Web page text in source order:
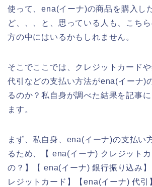
使って、ena(イーナ)の商品を購入し
ど、、、と、思っている人も、こち
方の中にはいるかもしれません。
そこでここでは、クレジットカードや
代引などの支払い方法がena(イーナ)
るのか？私自身が調べた結果を記事
ます。
まず、私自身、ena(イーナ)の支払い
るため、【 ena(イーナ) クレジット
の？】【 ena(イーナ) 銀行振り込み
レジットカード】【ena(イーナ) 代引